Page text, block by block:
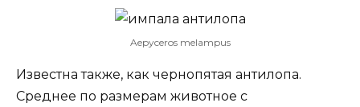
Aepyceros melampus
Известна также, как чернопятая антилопа.
Среднее по размерам животное с